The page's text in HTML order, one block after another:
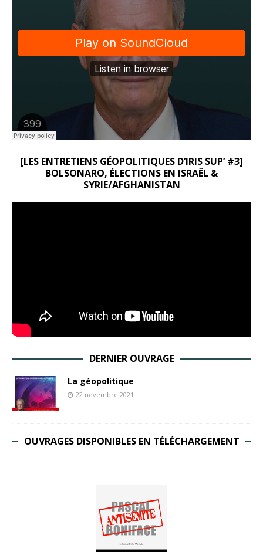
[LES ENTRETIENS GÉOPOLITIQUES D’IRIS SUP’ #3]
BOLSONARO, ÉLECTIONS EN ISRAËL &
SYRIE/AFGHANISTAN
DERNIER OUVRAGE
La géopolitique
22 novembre 2021
OUVRAGES DISPONIBLES EN TÉLÉCHARGEMENT